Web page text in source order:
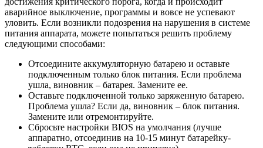
аварийное выключение, программы и вовсе не успевают
уловить. Если возникли подозрения на нарушения в системе
питания аппарата, можете попытаться решить проблему
следующими способами:
Отсоедините аккумуляторную батарею и оставьте
подключенным только блок питания. Если проблема
ушла, виновник – батарея. Замените ее.
Оставьте подключенной только заряженную батарею.
Проблема ушла? Если да, виновник – блок питания.
Замените или отремонтируйте.
Сбросьте настройки BIOS на умолчания (лучше
аппаратно, отсоединив на 10-15 минут батарейку-